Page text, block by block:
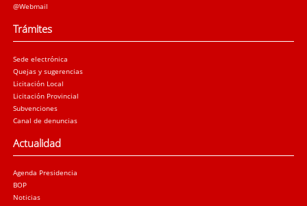
@Webmail
Trámites
Sede electrónica
Quejas y sugerencias
Licitación Local
Licitación Provincial
Subvenciones
Canal de denuncias
Actualidad
Agenda Presidencia
BOP
Noticias